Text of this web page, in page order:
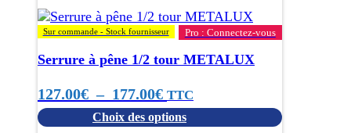
Sur commande - Stock fournisseur Pro : Connectez-vous
Serrure à pêne 1/2 tour METALUX
127.00€ – 177.00€Plage
de
TTC
Choix des options
a
plusieurs
variations.
Les
peuvent
être
choisies